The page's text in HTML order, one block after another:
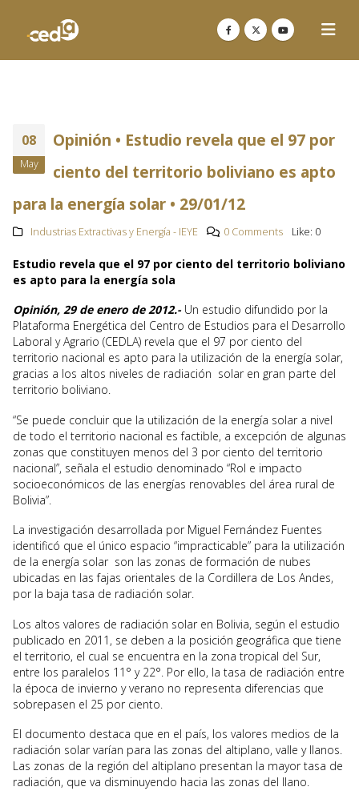
08
May
Opinión • Estudio revela que el 97 por
ciento del territorio boliviano es apto
para la energía solar • 29/01/12
Industrias Extractivas y Energía - IEYE 0 Comments Like: 0
Estudio revela que el 97 por ciento del territorio boliviano
es apto para la energía sola
Opinión, 29 de enero de 2012.-Un estudio difundido por la
Plataforma Energética del Centro de Estudios para el Desarrollo
Laboral y Agrario (CEDLA) revela que el 97 por ciento del
territorio nacional es apto para la utilización de la energía solar,
gracias a los altos niveles de radiación solar en gran parte del
territorio boliviano.
“Se puede concluir que la utilización de la energía solar a nivel
de todo el territorio nacional es factible, a excepción de algunas
zonas que constituyen menos del 3 por ciento del territorio
nacional”, señala el estudio denominado “Rol e impacto
socioeconómicos de las energías renovables del área rural de
Bolivia”.
La investigación desarrollada por Miguel Fernández Fuentes
identificó que el único espacio “impracticable” para la utilización
de la energía solar son las zonas de formación de nubes
ubicadas en las fajas orientales de la Cordillera de Los Andes,
por la baja tasa de radiación solar.
Los altos valores de radiación solar en Bolivia, según el estudio
publicado en 2011, se deben a la posición geográfica que tiene
el territorio, el cual se encuentra en la zona tropical del Sur,
entre los paralelos 11° y 22°. Por ello, la tasa de radiación entre
la época de invierno y verano no representa diferencias que
sobrepasen el 25 por ciento.
El documento destaca que en el país, los valores medios de la
radiación solar varían para las zonas del altiplano, valle y llanos.
Las zonas de la región del altiplano presentan la mayor tasa de
radiación, que va disminuyendo hacia las zonas del llano.